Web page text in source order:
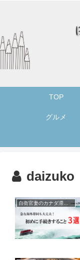
TOP
グルメ
daizuko